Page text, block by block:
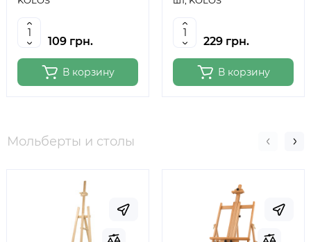
109 грн.
В корзину
229 грн.
В корзину
Мольберты и столы